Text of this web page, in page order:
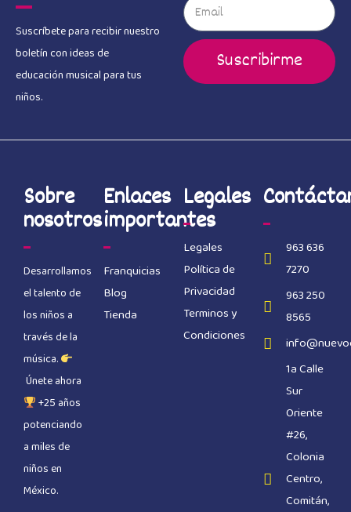
Suscríbete para recibir nuestro
boletín con ideas de
educación musical para tus
niños.
Suscribirme
Sobre
nosotros
Desarrollamos
el talento de
los niños a
través de la
música.
Únete ahora
+25 años
potenciando
a miles de
niños en
México.
Enlaces
importantes
Franquicias
Blog
Tienda
Legales
Legales
Política de
Privacidad
Terminos y
Condiciones
963 636
7270
963 250
8565
1a Calle
Sur
Oriente
#26,
Colonia
Centro,
Comitán,